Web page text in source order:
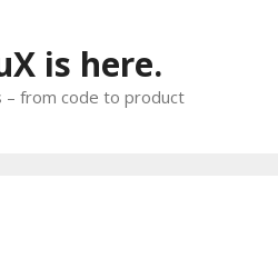
is here.
– from code to product